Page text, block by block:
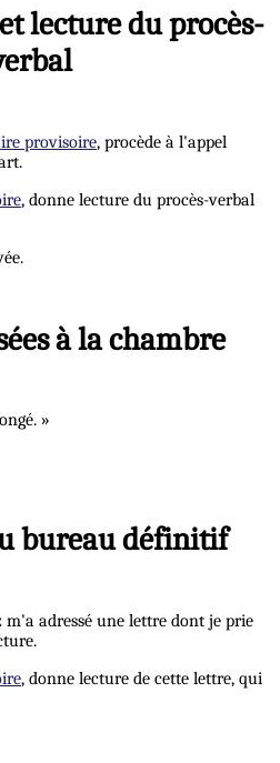
lecture du procès-
provisoire, procède à l'appel
, donne lecture du procès-verbal
à la chambre
»
bureau définitif
m'a adressé une lettre dont je prie
, donne lecture de cette lettre, qui